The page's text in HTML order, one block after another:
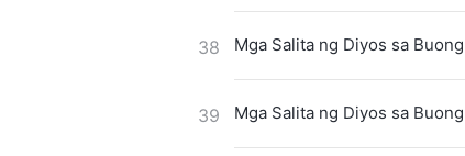
38 Mga‌ ‌Salita‌ ‌ng‌ ‌Diyos‌ ‌sa‌
39 Mga Salita ng Diyos sa